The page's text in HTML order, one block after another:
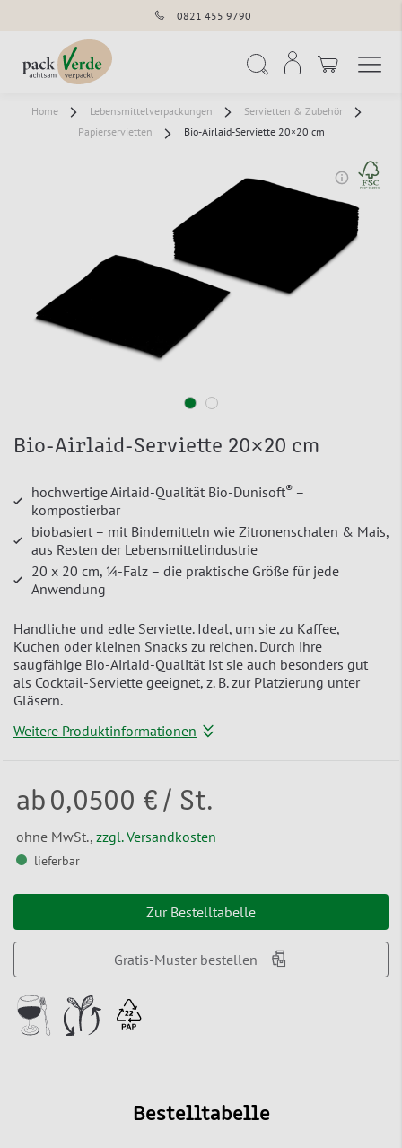
0821 455 9790
Home Lebensmittelverpackungen
Servietten & Zubehör
Papierservietten
Bio-Airlaid-Serviette 20×20 cm
Bio-Airlaid-Serviette 20×20 cm
hochwertige Airlaid-Qualität Bio-Dunisoft® –
kompostierbar
biobasiert – mit Bindemitteln wie Zitronenschalen & Mais,
aus Resten der Lebensmittelindustrie
20 x 20 cm, ¼-Falz – die praktische Größe für jede
Anwendung
Handliche und edle Serviette. Ideal, um sie zu Kaffee,
Kuchen oder kleinen Snacks zu reichen. Durch ihre
saugfähige Bio-Airlaid-Qualität ist sie auch besonders gut
als Cocktail-Serviette geeignet, z. B. zur Platzierung unter
Gläsern.
Weitere Produktinformationen
ab 0,0500 € / St.
ohne MwSt., zzgl. Versandkosten
lieferbar
Zur Bestelltabelle
Gratis-Muster bestellen
Bestelltabelle